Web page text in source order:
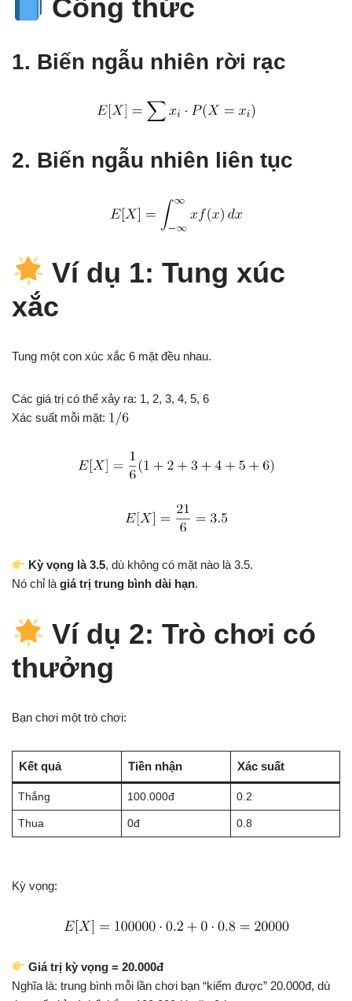
Công thức
1. Biến ngẫu nhiên rời rạc
2. Biến ngẫu nhiên liên tục
Ví dụ 1: Tung xúc
xắc
Tung một con xúc xắc 6 mặt đều nhau.
Các giá trị có thể xảy ra: 1, 2, 3, 4, 5, 6
Xác suất mỗi mặt:
Kỳ vọng là 3.5, dù không có mặt nào là 3.5.
Nó chỉ là giá trị trung bình dài hạn.
Ví dụ 2: Trò chơi có
thưởng
Bạn chơi một trò chơi:
Kết quả Tiền nhận Xác suất
Thắng 100.000đ 0.2
Thua 0đ 0.8
Kỳ vọng:
Giá trị kỳ vọng = 20.000đ
Nghĩa là: trung bình mỗi lần chơi bạn “kiếm được” 20.000đ, dù